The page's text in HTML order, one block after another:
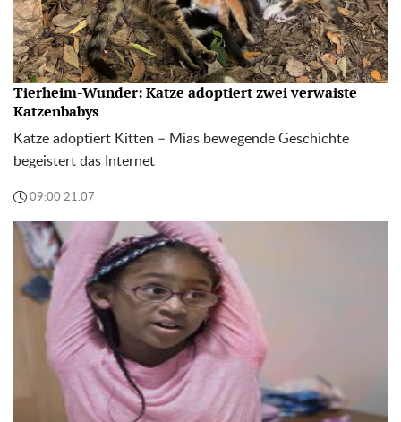
Tierheim-Wunder: Katze adoptiert zwei verwaiste
Katzenbabys
Katze adoptiert Kitten – Mias bewegende Geschichte
begeistert das Internet
09:00 21.07